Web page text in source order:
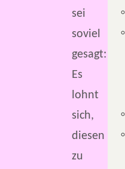
sei
soviel
gesagt:
Es
lohnt
sich,
diesen
zu